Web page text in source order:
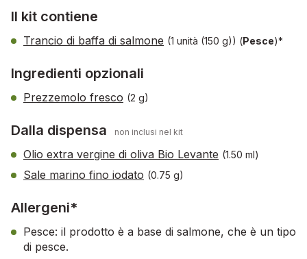
Il kit contiene
Trancio di baffa di salmone (1 unità (150 g)) (Pesce)*
Ingredienti opzionali
Prezzemolo fresco (2 g)
Dalla dispensa non inclusi nel kit
Olio extra vergine di oliva Bio Levante (1.50 ml)
Sale marino fino iodato (0.75 g)
Allergeni*
Pesce: il prodotto è a base di salmone, che è un tipo
di pesce.